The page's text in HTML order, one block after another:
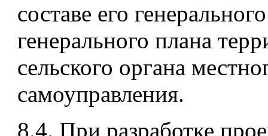
составе его
генерального плана
сельского органа
самоуправления.
8.4. При разработке